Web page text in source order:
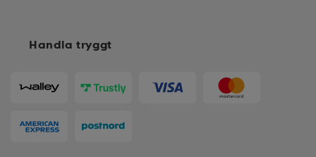
Handla tryggt